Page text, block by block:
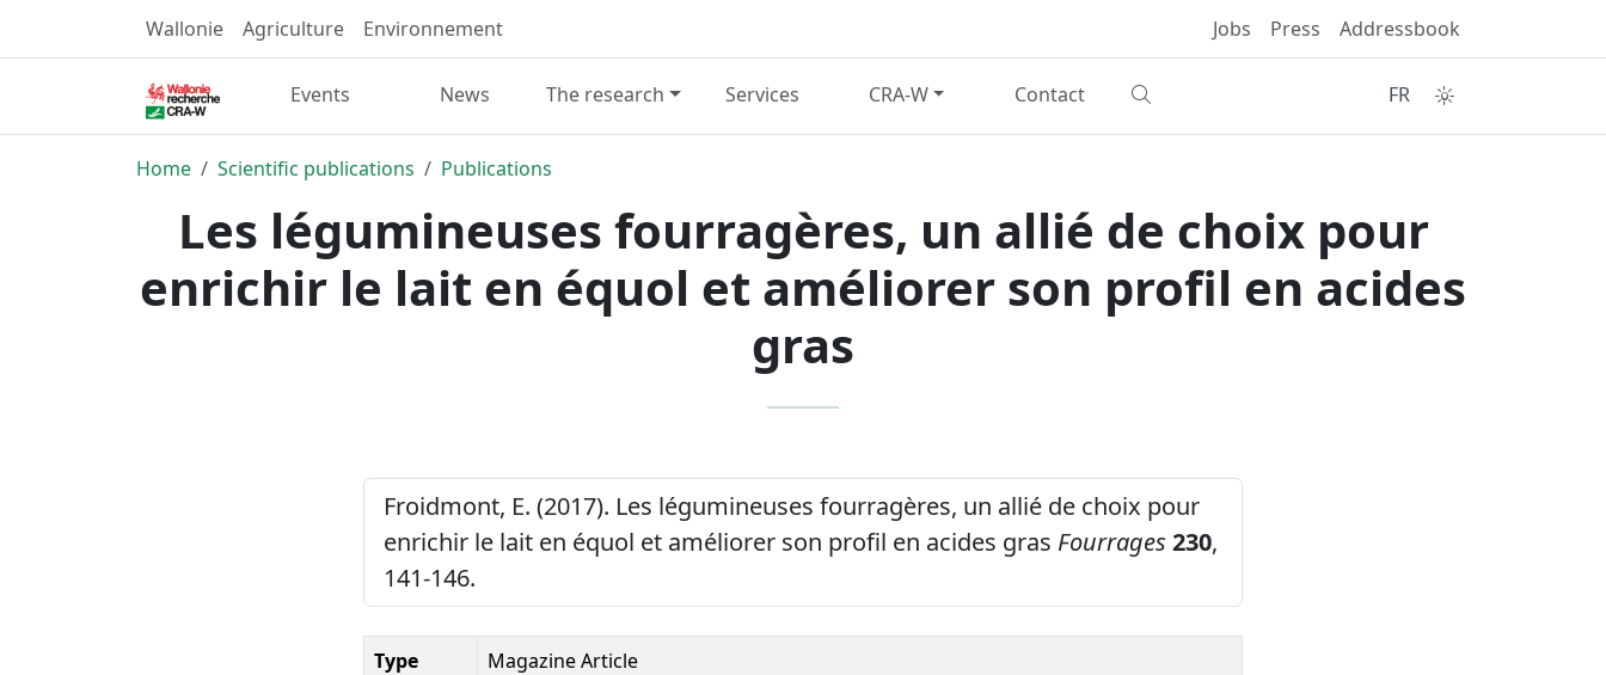
Wallonie Agriculture Environnement Jobs Press Addressbook
Events News The research Services CRA-W Contact FR
Home Scientific publications Publications
Les légumineuses fourragères, un allié de choix pour
enrichir le lait en équol et améliorer son profil en acides
gras
Froidmont, E. (2017). Les légumineuses fourragères, un allié de choix pour
enrichir le lait en équol et améliorer son profil en acides gras Fourrages 230,
141-146.
Type
Magazine Article